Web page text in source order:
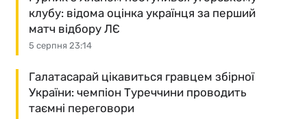
5 серпня 23:14
клубу: відома оцінка українця за перший
матч відбору ЛЄ
Галатасарай цікавиться гравцем збірної
України: чемпіон Туреччини проводить
таємні переговори